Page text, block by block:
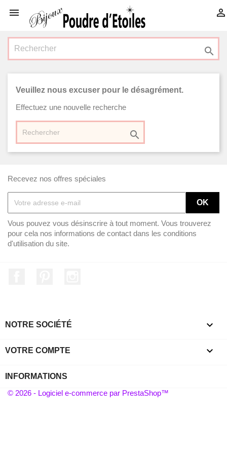
 

Veuillez nous excuser pour le désagrément.
Effectuez une nouvelle recherche

Recevez nos offres spéciales
Vous pouvez vous désinscrire à tout moment. Vous trouverez
pour cela nos informations de contact dans les conditions
d'utilisation du site.
NOTRE SOCIÉTÉ 
VOTRE COMPTE 
INFORMATIONS
© 2026 - Logiciel e-commerce par PrestaShop™